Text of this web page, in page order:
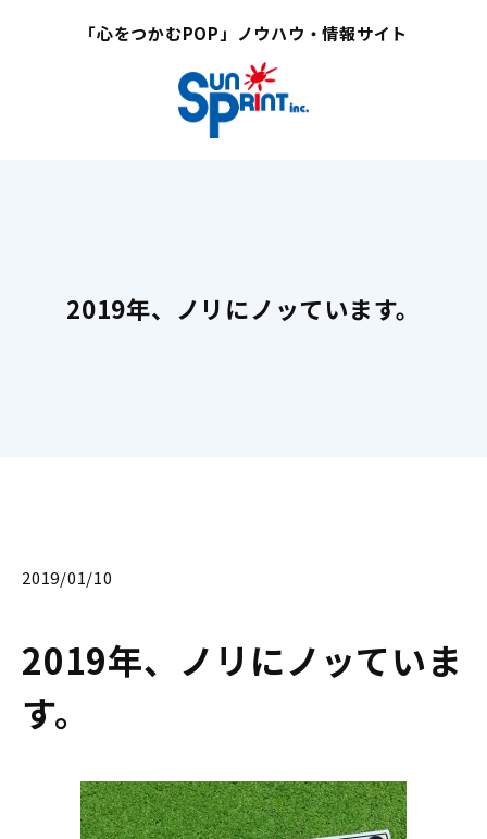
「心をつかむPOP」ノウハウ・情報サイト
2019年、ノリにノッています。
2019/01/10
2019年、ノリにノッていま
す。